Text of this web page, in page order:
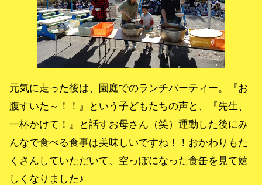
元気に走った後は、園庭でのランチパーティー。『お
腹すいた～！！』という子どもたちの声と、『先生、
一杯かけて！』と話すお母さん（笑）運動した後にみ
んなで食べる食事は美味しいですね！！おかわりもた
くさんしていただいて、空っぽになった食缶を見て嬉
しくなりました♪